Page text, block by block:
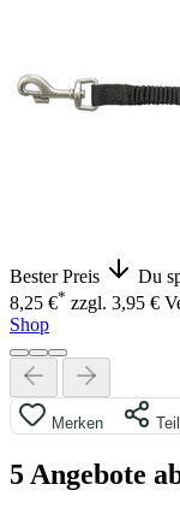
Bester Preis
Du
8,25 €* zzgl. 3,95 €
Shop
Merken
5 Angebote